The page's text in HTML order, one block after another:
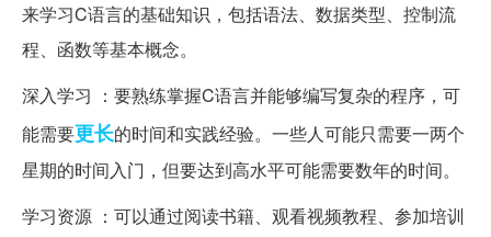
来学习C语言的基础知识，包括语法、数据类型、控制流
程、函数等基本概念。
深入学习 ：要熟练掌握C语言并能够编写复杂的程序，可
能需要更长的时间和实践经验。一些人可能只需要一两个
星期的时间入门，但要达到高水平可能需要数年的时间。
学习资源 ：可以通过阅读书籍、观看视频教程、参加培训